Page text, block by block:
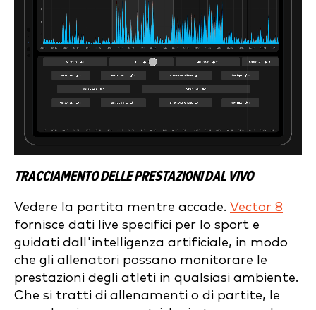
TRACCIAMENTO DELLE PRESTAZIONI DAL VIVO
Vedere la partita mentre accade. Vector 8
fornisce dati live specifici per lo sport e
guidati dall'intelligenza artificiale, in modo
che gli allenatori possano monitorare le
prestazioni degli atleti in qualsiasi ambiente.
Che si tratti di allenamenti o di partite, le